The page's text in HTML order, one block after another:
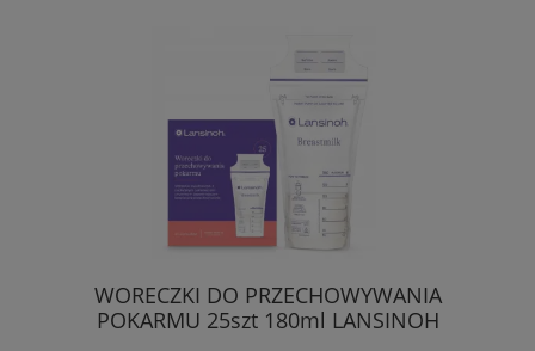
WORECZKI DO PRZECHOWYWANIA
POKARMU 25szt 180ml LANSINOH